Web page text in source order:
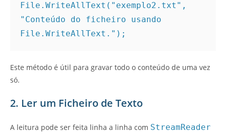
File.WriteAllText("exemplo2.txt",
"Conteúdo do ficheiro usando
File.WriteAllText.");
Este método é útil para gravar todo o conteúdo de uma vez
só.
2. Ler um Ficheiro de Texto
A leitura pode ser feita linha a linha com StreamReader